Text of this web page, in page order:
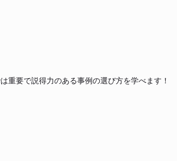
重要で説得力のある事例の選び方を学べます！